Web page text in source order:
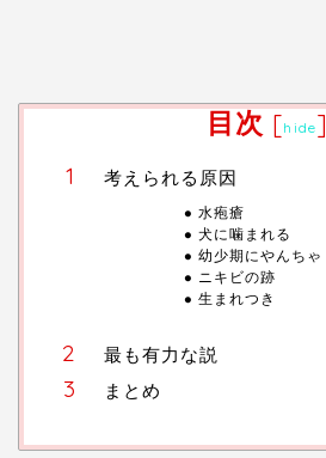
目次 [hide]
考えられる原因
水疱瘡
犬に噛まれる
幼少期にやんちゃ
ニキビの跡
生まれつき
最も有力な説
まとめ